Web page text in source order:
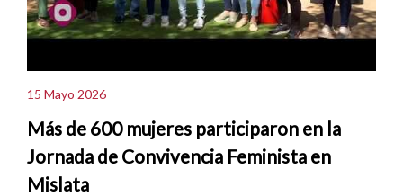
15 Mayo 2026
Más de 600 mujeres participaron en la
Jornada de Convivencia Feminista en
Mislata